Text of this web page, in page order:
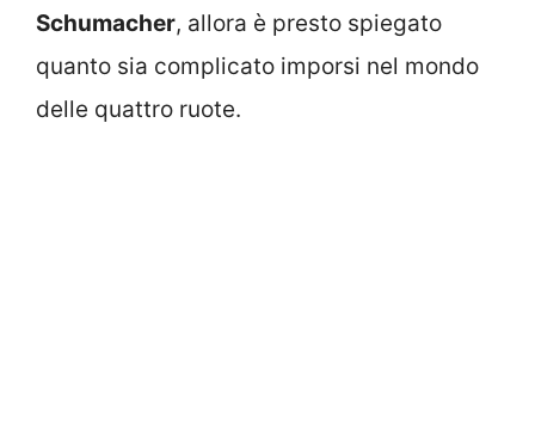
Schumacher, allora è presto spiegato
quanto sia complicato imporsi nel mondo
delle quattro ruote.